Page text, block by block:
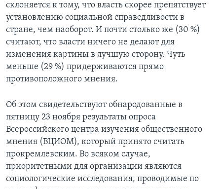
склоняется к тому, что власть скорее препятствует
установлению социальной справедливости в
стране, чем наоборот. И почти столько же (30 %)
считают, что власти ничего не делают для
изменения картины в лучшую сторону. Чуть
меньше (29 %) придерживаются прямо
противоположного мнения.
Об этом свидетельствуют обнародованные в
пятницу 23 ноября результаты опроса
Всероссийского центра изучения общественного
мнения (ВЦИОМ), который принято считать
прокремлевским. Во всяком случае,
приоритетными для организации являются
социологические исследования, проводимые по